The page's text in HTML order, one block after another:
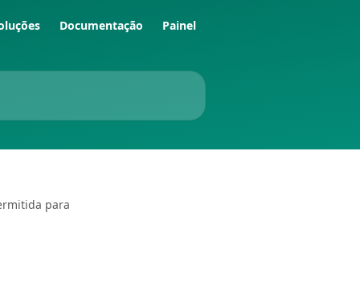
Documentação Painel
para